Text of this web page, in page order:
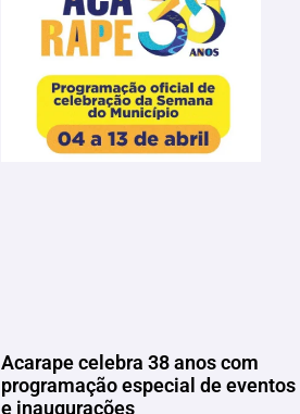
Acarape celebra 38 anos com
programação especial de eventos
e inaugurações